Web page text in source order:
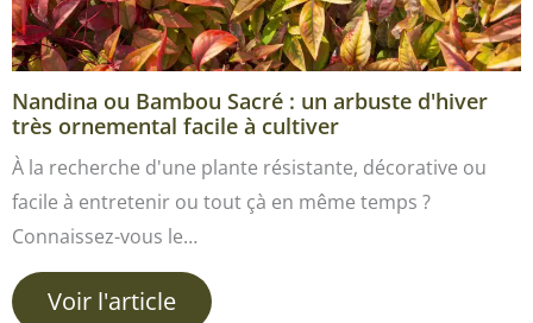
Nandina ou Bambou Sacré : un arbuste d'hiver
très ornemental facile à cultiver
À la recherche d'une plante résistante, décorative ou
facile à entretenir ou tout çà en même temps ?
Connaissez-vous le…
Voir l'article